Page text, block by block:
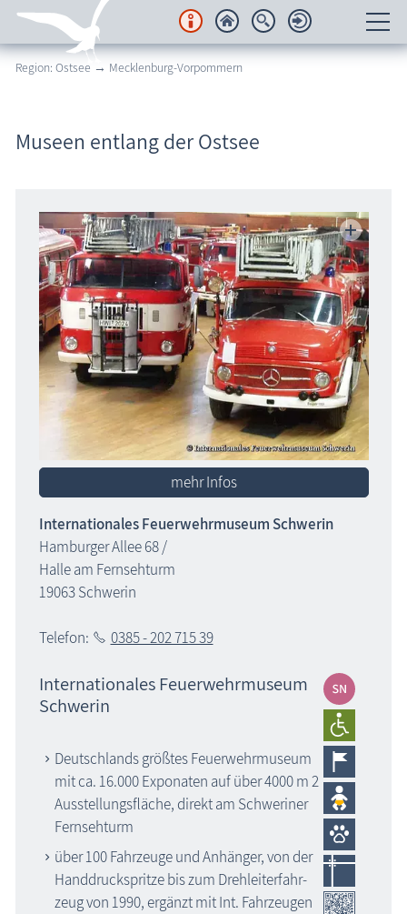
Unterkünfte
Karten
Freizeit
Wissenswertes
Veranstaltungen
Blog
Region: Ostsee → Mecklenburg-Vorpommern
Museen entlang der Ostsee
mehr Infos
Internationales Feuerwehrmuseum Schwerin
Hamburger Allee 68 /
Halle am Fernsehturm
19063 Schwerin
Telefon: 0385 - 202 715 39
Internationales Feuerwehrmuseum
Schwerin
Deutschlands größtes Feuerwehrmuseum
mit ca. 16.000 Exponaten auf über 4000 m 2
Ausstellungsfläche, direkt am Schweriner
Fernsehturm
über 100 Fahrzeuge und Anhänger, von der
Handdruckspritze bis zum Drehleiterfahr-
zeug von 1990, ergänzt mit Int. Fahrzeugen